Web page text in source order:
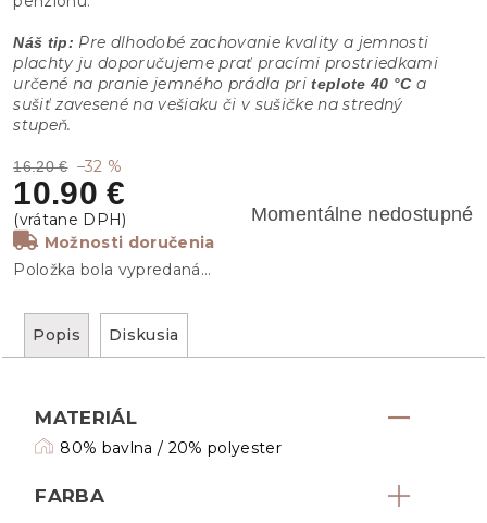
16.20 € –32 %
10.90 €
Momentálne nedostupné
Možnosti doručenia
Položka bola vypredaná…
Náš tip: Pre dlhodobé zachovanie kvality a jemnosti
plachty ju doporučujeme prať pracími prostriedkami
určené na pranie jemného prádla priteplote 40 °C a
sušiť zavesené na vešiaku či v sušičke na stredný
stupeň.
Popis Diskusia
MATERIÁL
80% bavlna / 20% polyester
FARBA